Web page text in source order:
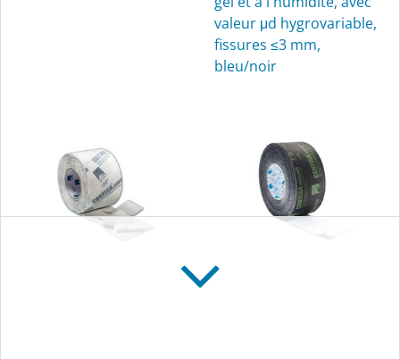
valeur μd hygrovariable,
fissures ≤3 mm,
bleu/noir